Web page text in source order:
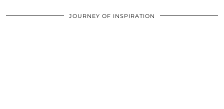
JOURNEY OF INSPIRATION